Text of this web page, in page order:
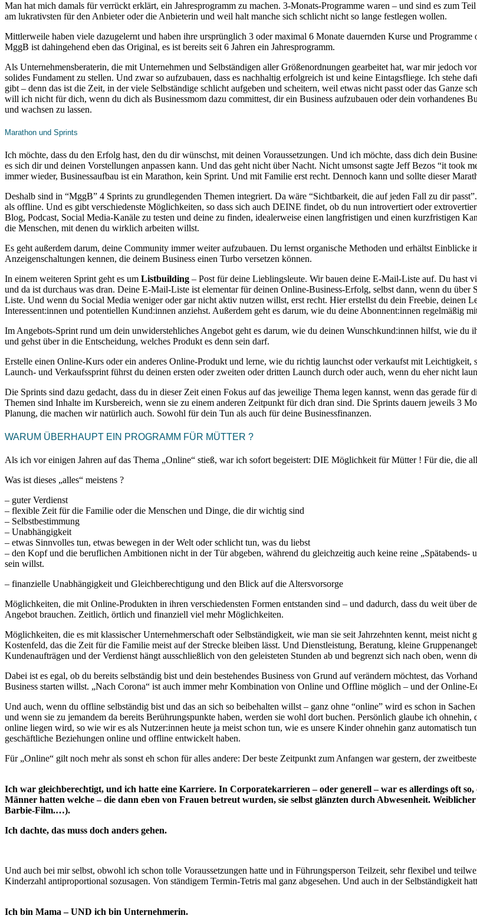
Man hat mich damals für verrückt erklärt, ein Jahresprogramm zu machen. 3-Monats-Programme waren – und sind es zum
am lukrativsten für den Anbieter oder die Anbieterin und weil halt manche sich schlicht nicht so lange festlegen wollen.
Mittlerweile haben viele dazugelernt und haben ihre ursprünglich 3 oder maximal 6 Monate dauernden Kurse und
MggB ist dahingehend eben das Original, es ist bereits seit 6 Jahren ein Jahresprogramm.
Als Unternehmensberaterin, die mit Unternehmen und Selbständigen aller Größenordnungen gearbeitet hat, war mir jedoch
solides Fundament zu stellen. Und zwar so aufzubauen, dass es nachhaltig erfolgreich ist und keine Eintagsfliege. Ich stehe
gibt – denn das ist die Zeit, in der viele Selbständige schlicht aufgeben und scheitern, weil etwas nicht passt oder das Ganze
will ich nicht für dich, wenn du dich als Businessmom dazu committest, dir ein Business aufzubauen oder dein vorhandenes
und wachsen zu lassen.
Marathon und Sprints
Ich möchte, dass du den Erfolg hast, den du dir wünschst, mit deinen Voraussetzungen. Und ich möchte, dass dich dein
es sich dir und deinen Vorstellungen anpassen kann. Und das geht nicht über Nacht. Nicht umsonst sagte Jeff Bezos “it took
immer wieder, Businessaufbau ist ein Marathon, kein Sprint. Und mit Familie erst recht. Dennoch kann und sollte dieser
Deshalb sind in “MggB” 4 Sprints zu grundlegenden Themen integriert. Da wäre “Sichtbarkeit, die auf jeden Fall zu dir
als offline. Und es gibt verschiedenste Möglichkeiten, so dass sich auch DEINE findet, ob du nun introvertiert oder
Blog, Podcast, Social Media-Kanäle zu testen und deine zu finden, idealerweise einen langfristigen und einen kurzfristigen
die Menschen, mit denen du wirklich arbeiten willst.
Es geht außerdem darum, deine Community immer weiter aufzubauen. Du lernst organische Methoden und erhältst
Anzeigenschaltungen kennen, die deinem Business einen Turbo versetzen können.
In einem weiteren Sprint geht es um Listbuilding – Post für deine Lieblingsleute. Wir bauen deine E-Mail-Liste auf. Du hast
und da ist durchaus was dran. Deine E-Mail-Liste ist elementar für deinen Online-Business-Erfolg, selbst dann, wenn du
Liste. Und wenn du Social Media weniger oder gar nicht aktiv nutzen willst, erst recht. Hier erstellst du dein Freebie, deinen
Interessent:innen und potentiellen Kund:innen anziehst. Außerdem geht es darum, wie du deine Abonnent:innen regelmäßig
Im Angebots-Sprint rund um dein unwiderstehliches Angebot geht es darum, wie du deinen Wunschkund:innen hilfst, wie
und gehst über in die Entscheidung, welches Produkt es denn sein darf.
Erstelle einen Online-Kurs oder ein anderes Online-Produkt und lerne, wie du richtig launchst oder verkaufst mit
Launch- und Verkaufssprint führst du deinen ersten oder zweiten oder dritten Launch durch oder auch, wenn du eher nicht
Die Sprints sind dazu gedacht, dass du in dieser Zeit einen Fokus auf das jeweilige Thema legen kannst, wenn das gerade
Themen sind Inhalte im Kursbereich, wenn sie zu einem anderen Zeitpunkt für dich dran sind. Die Sprints dauern jeweils 3
Planung, die machen wir natürlich auch. Sowohl für dein Tun als auch für deine Businessfinanzen.
WARUM ÜBERHAUPT EIN PROGRAMM FÜR MÜTTER ?
Als ich vor einigen Jahren auf das Thema „Online“ stieß, war ich sofort begeistert: DIE Möglichkeit für Mütter ! Für die, die
Was ist dieses „alles“ meistens ?
– guter Verdienst
– flexible Zeit für die Familie oder die Menschen und Dinge, die dir wichtig sind
– Selbstbestimmung
– Unabhängigkeit
– etwas Sinnvolles tun, etwas bewegen in der Welt oder schlicht tun, was du liebst
– den Kopf und die beruflichen Ambitionen nicht in der Tür abgeben, während du gleichzeitig auch keine reine „Spätabends-
sein willst.
– finanzielle Unabhängigkeit und Gleichberechtigung und den Blick auf die Altersvorsorge
Möglichkeiten, die mit Online-Produkten in ihren verschiedensten Formen entstanden sind – und dadurch, dass du weit über
Angebot brauchen. Zeitlich, örtlich und finanziell viel mehr Möglichkeiten.
Möglichkeiten, die es mit klassischer Unternehmerschaft oder Selbständigkeit, wie man sie seit Jahrzehnten kennt, meist
Kostenfeld, das die Zeit für die Familie meist auf der Strecke bleiben lässt. Und Dienstleistung, Beratung, kleine
Kundenaufträgen und der Verdienst hängt ausschließlich von den geleisteten Stunden ab und begrenzt sich nach oben, wenn
Dabei ist es egal, ob du bereits selbständig bist und dein bestehendes Business von Grund auf verändern möchtest, das
Business starten willst. „Nach Corona“ ist auch immer mehr Kombination von Online und Offline möglich – und der Online-
Und auch, wenn du offline selbständig bist und das an sich so beibehalten willst – ganz ohne “online” wird es schon in
und wenn sie zu jemandem da bereits Berührungspunkte haben, werden sie wohl dort buchen. Persönlich glaube ich
online liegen wird, so wie wir es als Nutzer:innen heute ja meist schon tun, wie es unsere Kinder ohnehin ganz automatisch
geschäftliche Beziehungen online und offline entwickelt haben.
Für „Online“ gilt noch mehr als sonst eh schon für alles andere: Der beste Zeitpunkt zum Anfangen war gestern, der
Ich war gleichberechtigt, und ich hatte eine Karriere. In Corporatekarrieren – oder generell – war es allerdings oft
Männer hatten welche – die dann eben von Frauen betreut wurden, sie selbst glänzten durch Abwesenheit.
Barbie-Film.…).
Ich dachte, das muss doch anders gehen.
Und auch bei mir selbst, obwohl ich schon tolle Voraussetzungen hatte und in Führungsperson Teilzeit, sehr flexibel und
Kinderzahl antiproportional sozusagen. Von ständigem Termin-Tetris mal ganz abgesehen. Und auch in der Selbständigkeit
Ich bin Mama – UND ich bin Unternehmerin.